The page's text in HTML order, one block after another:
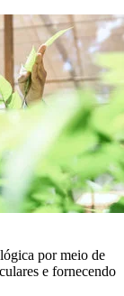
por meio de
e fornecendo